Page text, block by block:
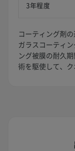
3年程度
コーティング剤
ガラスコーティ
ング被膜の耐久
術を駆使して、ク